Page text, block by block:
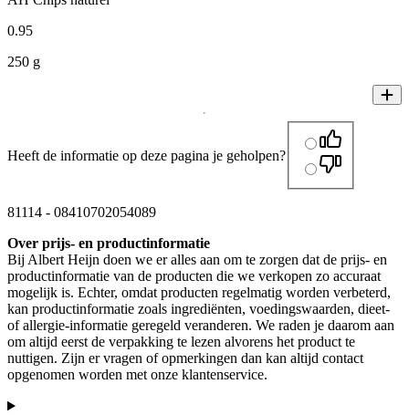
0.95
250 g
Heeft de informatie op deze pagina je geholpen?
81114 - 08410702054089
Over prijs- en productinformatie
Bij Albert Heijn doen we er alles aan om te zorgen dat de prijs- en
productinformatie van de producten die we verkopen zo accuraat
mogelijk is. Echter, omdat producten regelmatig worden verbeterd,
kan productinformatie zoals ingrediënten, voedingswaarden, dieet-
of allergie-informatie geregeld veranderen. We raden je daarom aan
om altijd eerst de verpakking te lezen alvorens het product te
nuttigen. Zijn er vragen of opmerkingen dan kan altijd contact
opgenomen worden met onze klantenservice.